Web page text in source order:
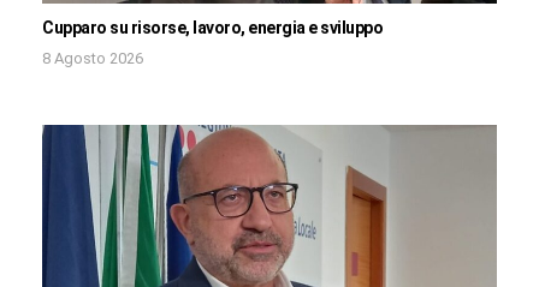
Cupparo su risorse, lavoro, energia e sviluppo
8 Agosto 2026